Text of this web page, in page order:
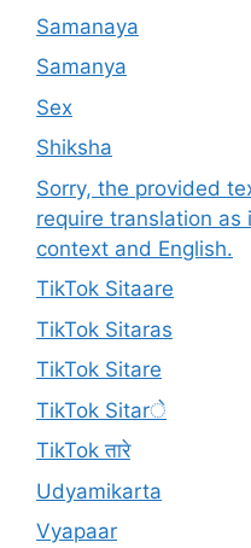
Samanaya
Samanya
Sex
Shiksha
Sorry, the provided
require translation as
context and English.
TikTok Sitaare
TikTok Sitaras
TikTok Sitare
TikTok Sitarे
TikTok तारे
Udyamikarta
Vyapaar